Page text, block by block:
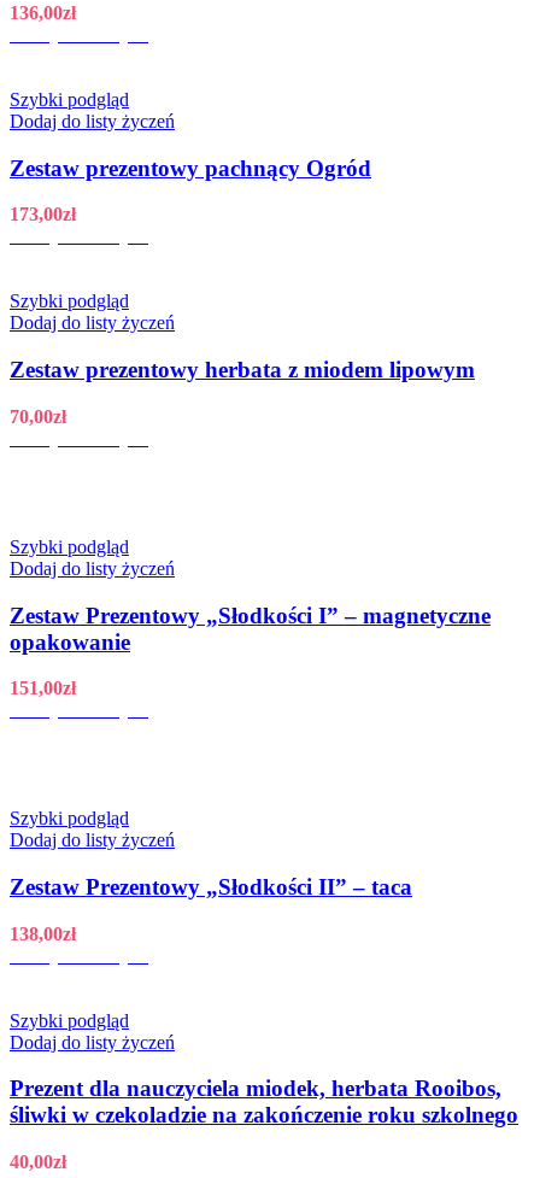
136,00zł
Szybki podgląd
Dodaj do listy życzeń
Zestaw prezentowy pachnący Ogród
173,00zł
Szybki podgląd
Dodaj do listy życzeń
Zestaw prezentowy herbata z miodem lipowym
70,00zł
Szybki podgląd
Dodaj do listy życzeń
Zestaw Prezentowy „Słodkości I” – magnetyczne
opakowanie
151,00zł
Szybki podgląd
Dodaj do listy życzeń
Zestaw Prezentowy „Słodkości II” – taca
138,00zł
Szybki podgląd
Dodaj do listy życzeń
Prezent dla nauczyciela miodek, herbata Rooibos,
śliwki w czekoladzie na zakończenie roku szkolnego
40,00zł